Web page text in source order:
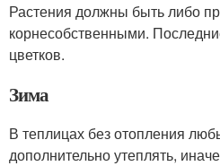
Растения должны быть либо
корнесобственными.
цветков.
Зима
В теплицах без отопления
дополнительно утеплять,